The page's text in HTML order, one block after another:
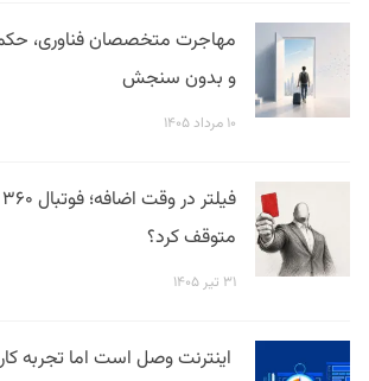
مهاجرت متخصصان فناوری،
و بدون سنجش
۱۰ مرداد ۱۴۰۵
متوقف کرد؟
۳۱ تیر ۱۴۰۵
اینترنت وصل است اما تجربه